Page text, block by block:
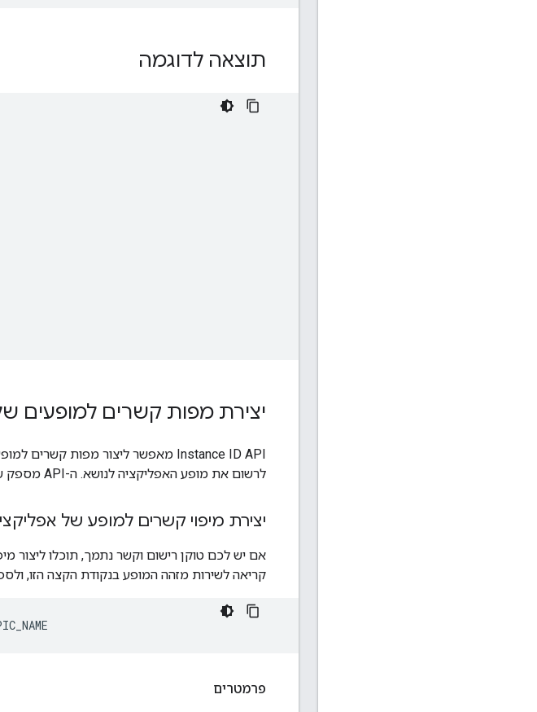
תוצאה לדוגמה
יצירת מפות קשרים למופעים
לרשום את מופע האפליקציה לנושא. ה-API מספק שיטות ליצירת קשרים כאלה באופן פרטני וגם בכמות גדולה.
יצירת מיפוי קשרים למופע של
קריאה לשירות מזהה המופע בנקודת הקצה הזו,
פרמטרים